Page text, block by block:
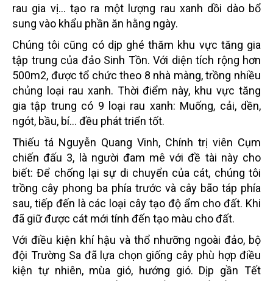
rau gia vị... tạo ra một lượng rau xanh dồi dào bổ
sung vào khẩu phần ăn hằng ngày.
Chúng tôi cũng có dịp ghé thăm khu vực tăng gia
tập trung của đảo Sinh Tồn. Với diện tích rộng hơn
500m2, được tổ chức theo 8 nhà màng, trồng nhiều
chủng loại rau xanh. Thời điểm này, khu vực tăng
gia tập trung có 9 loại rau xanh: Muống, cải, dền,
ngót, bầu, bí... đều phát triển tốt.
Thiếu tá Nguyễn Quang Vinh, Chính trị viên Cụm
chiến đấu 3, là người đam mê với đề tài này cho
biết: Để chống lại sự di chuyển của cát, chúng tôi
trồng cây phong ba phía trước và cây bão táp phía
sau, tiếp đến là các loại cây tạo độ ẩm cho đất. Khi
đã giữ được cát mới tính đến tạo màu cho đất.
Với điều kiện khí hậu và thổ nhưỡng ngoài đảo, bộ
đội Trường Sa đã lựa chọn giống cây phù hợp điều
kiện tự nhiên, mùa gió, hướng gió. Dịp gần Tết